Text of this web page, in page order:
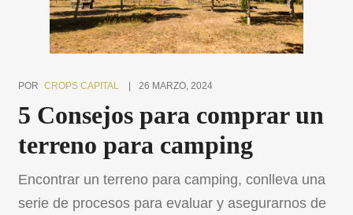
POR CROPS CAPITAL 26 MARZO, 2024
5 Consejos para comprar un
terreno para camping
Encontrar un terreno para camping, conlleva una
serie de procesos para evaluar y asegurarnos de